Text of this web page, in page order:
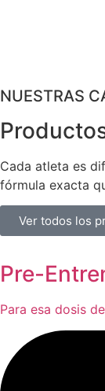
NUESTRAS
Cada atleta es
fórmula exacta
Ver todos los
Pre-
Para esa dosis